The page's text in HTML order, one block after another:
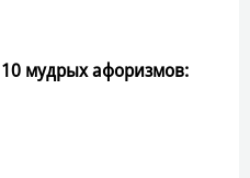
10 мудрых афоризмов: